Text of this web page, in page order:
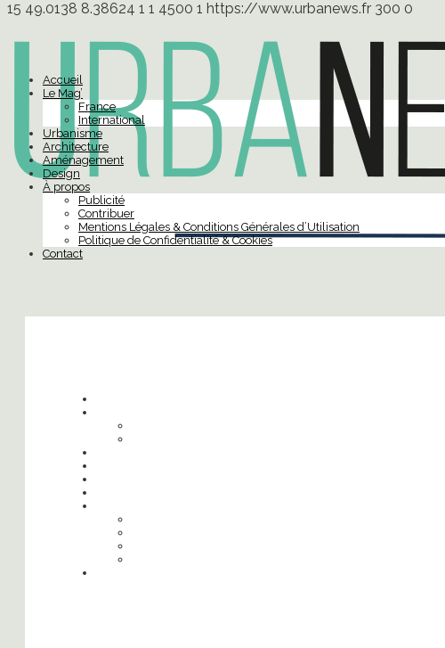
15 49.0138 8.38624 1 1 4500 1 https://www.urbanews.fr 300 0
Accueil
Le Mag’
France
International
Urbanisme
Architecture
Aménagement
Design
À propos
Publicité
Contribuer
Mentions Légales & Conditions Générales d’Utilisation
Politique de Confidentialité & Cookies
Contact